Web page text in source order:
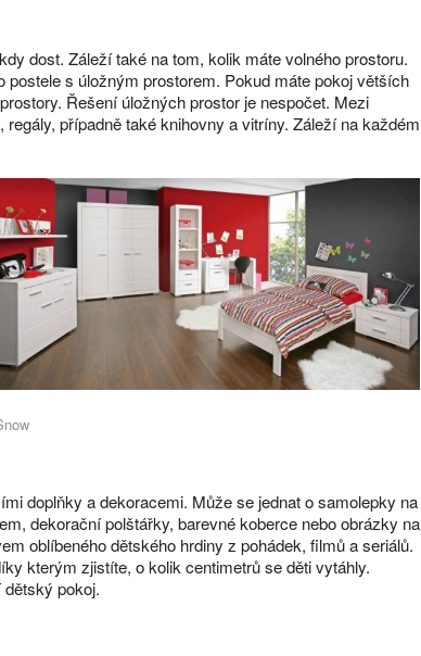
dost. Záleží také na tom, kolik máte volného prostoru.
s úložným prostorem. Pokud máte pokoj větších
Řešení úložných prostor je nespočet. Mezi
případně také knihovny a vitríny. Záleží na každém
doplňky a dekoracemi. Může se jednat o samolepky na
dekorační polštářky, barevné koberce nebo obrázky na
oblíbeného dětského hrdiny z pohádek, filmů a seriálů.
kterým zjistíte, o kolik centimetrů se děti vytáhly.
pokoj.